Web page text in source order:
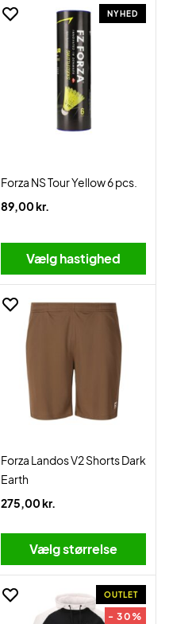
NYHED
Forza NS Tour Yellow 6 pcs.
89,00 kr.
Vælg hastighed
Forza Landos V2 Shorts Dark
Earth
275,00 kr.
Vælg størrelse
OUTLET
- 30%